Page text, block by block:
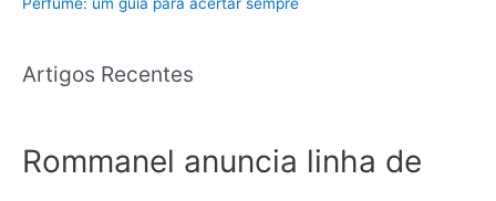
Artigos Recentes
Rommanel anuncia linha de